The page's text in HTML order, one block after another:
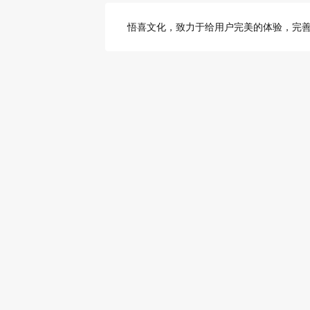
悟喜文化，致力于给用户完美的体验，完善